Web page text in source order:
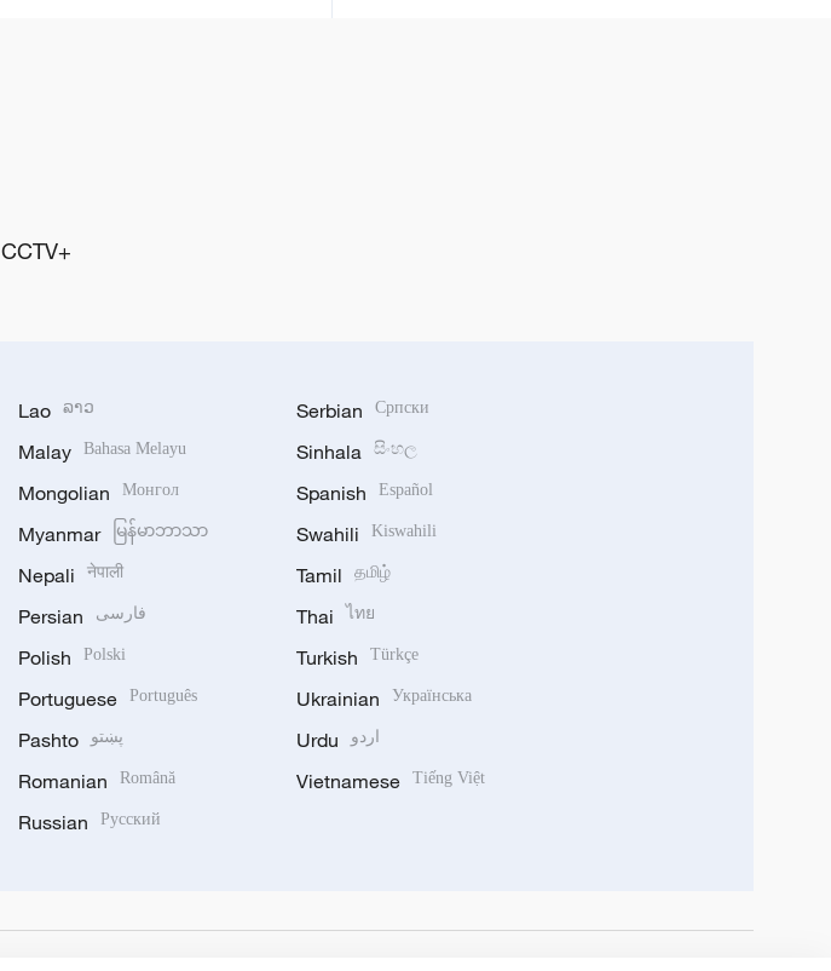
CCTV+
Lao ລາວ
Malay Bahasa Melayu
Mongolian Монгол
Myanmar မြန်မာဘာသာ
Nepali नेपाली
Persian فارسی
Polish Polski
Portuguese Português
Pashto پښتو
Romanian Română
Russian Русский
Serbian Српски
Sinhala සිංහල
Spanish Español
Swahili Kiswahili
Tamil தமிழ்
Thai ไทย
Turkish Türkçe
Ukrainian Українська
Urdu اردو
Vietnamese Tiếng Việt